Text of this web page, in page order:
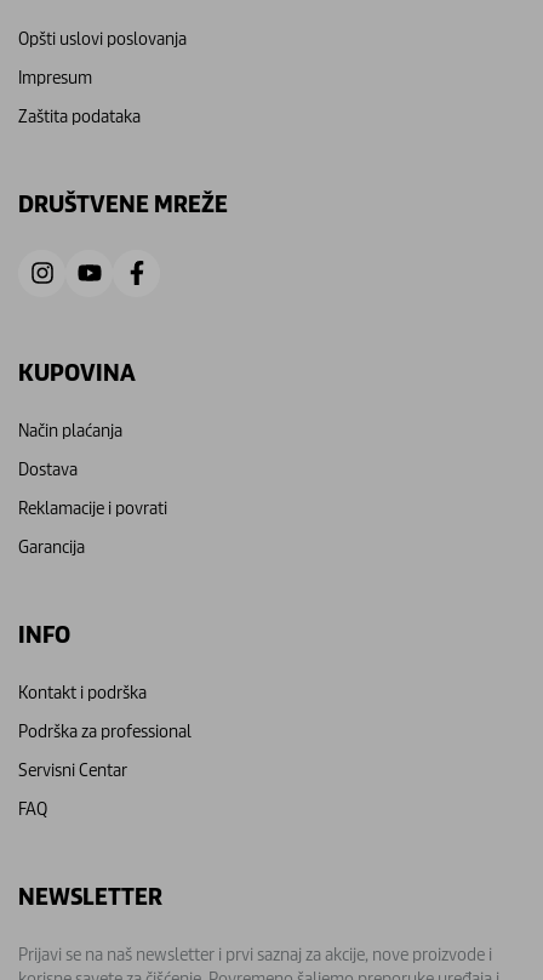
Opšti uslovi poslovanja
Impresum
Zaštita podataka
DRUŠTVENE MREŽE
KUPOVINA
Način plaćanja
Dostava
Reklamacije i povrati
Garancija
INFO
Kontakt i podrška
Podrška za professional
Servisni Centar
FAQ
NEWSLETTER
Prijavi se na naš newsletter i prvi saznaj za akcije, nove proizvode i